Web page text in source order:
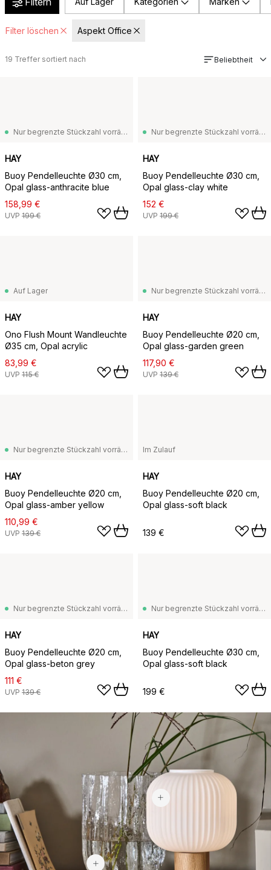
Filter löschen Aspekt Office
19 Treffer sortiert nach Beliebtheit
Nur begrenzte Stückzahl vorrätig
HAY
Buoy Pendelleuchte Ø30 cm,
Opal glass-anthracite blue
158,99 €
UVP 199 €
Nur begrenzte Stückzahl vorrätig
HAY
Buoy Pendelleuchte Ø30 cm,
Opal glass-clay white
152 €
UVP 199 €
Auf Lager
HAY
Ono Flush Mount Wandleuchte
Ø35 cm, Opal acrylic
83,99 €
UVP 115 €
Nur begrenzte Stückzahl vorrätig
HAY
Buoy Pendelleuchte Ø20 cm,
Opal glass-garden green
117,90 €
UVP 139 €
Nur begrenzte Stückzahl vorrätig
HAY
Buoy Pendelleuchte Ø20 cm,
Opal glass-amber yellow
110,99 €
UVP 139 €
Im Zulauf
HAY
Buoy Pendelleuchte Ø20 cm,
Opal glass-soft black
139 €
Nur begrenzte Stückzahl vorrätig
HAY
Buoy Pendelleuchte Ø20 cm,
Opal glass-beton grey
111 €
UVP 139 €
Nur begrenzte Stückzahl vorrätig
HAY
Buoy Pendelleuchte Ø30 cm,
Opal glass-soft black
199 €
81,90 €
225 €